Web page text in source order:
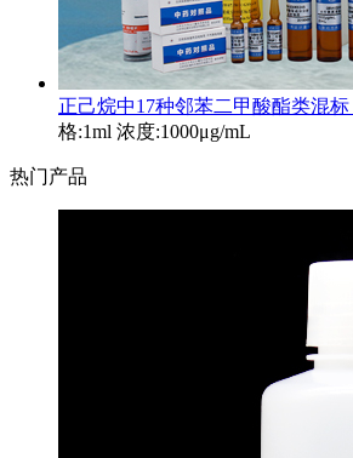
正己烷中17种邻苯二甲酸酯类混标
格:1ml 浓度:1000μg/mL
热门产品